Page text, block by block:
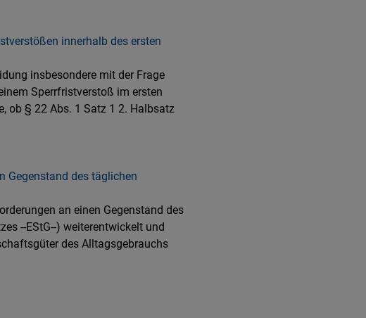
innerhalb des ersten
insbesondere mit der Frage
Sperrfristverstoß im ersten
ob § 22 Abs. 1 Satz 1 2. Halbsatz
Gegenstand des täglichen
an einen Gegenstand des
--EStG--) weiterentwickelt und
des Alltagsgebrauchs